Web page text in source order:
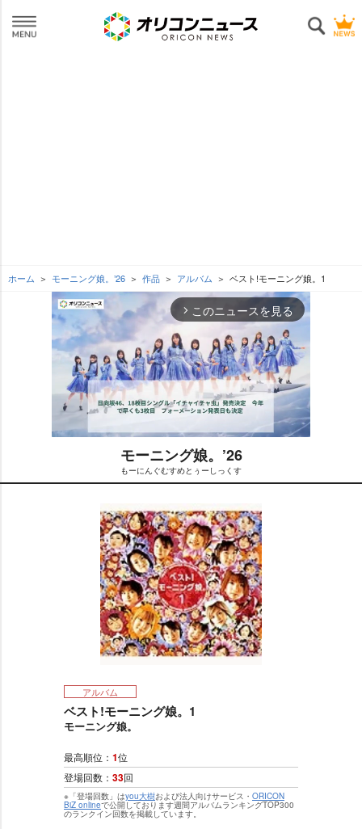
ホーム モーニング娘。’26 作品 アルバム ベスト!モーニング娘。1
arrow_forward_ios このニュースを見る
M
t
e
モーニング娘。’26
もーにんぐむすめとぅーしっくす
アルバム
ベスト!モーニング娘。1
モーニング娘。
最高順位： 1位
登場回数： 33回
※「登場回数」はyou大樹および法人向けサービス・ ORICON
BiZ onlineで公開しております週間アルバムランキングTOP300
のランクイン回数を掲載しています。